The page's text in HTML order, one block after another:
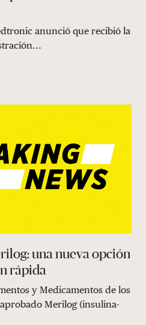
anunció que recibió la
una nueva opción
rápida
y Medicamentos de los
Merilog (insulina-